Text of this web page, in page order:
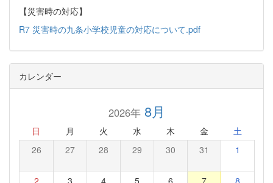
【災害時の対応】
R7 災害時の九条小学校児童の対応について.pdf
カレンダー
2026年8月
日 月 火 水 木 金 土
26 27 28 29 30 31 1